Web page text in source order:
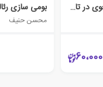
بلاغت ساختارهای نحوی در تاریخ بیهقی
60،000
محسن حنیف